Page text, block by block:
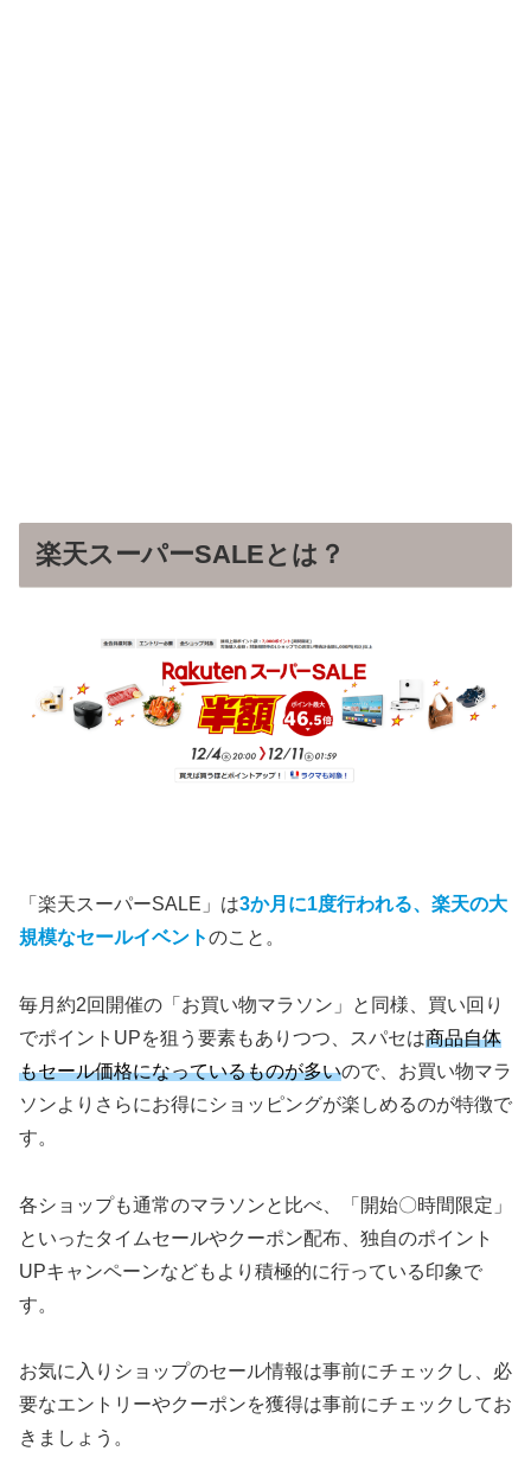
楽天スーパーSALEとは？
「楽天スーパーSALE」は3か月に1度行われる、楽天の大
規模なセールイベントのこと。
毎月約2回開催の「お買い物マラソン」と同様、買い回り
でポイントUPを狙う要素もありつつ、スパセは商品自体
もセール価格になっているものが多いので、お買い物マラ
ソンよりさらにお得にショッピングが楽しめるのが特徴で
す。
各ショップも通常のマラソンと比べ、「開始〇時間限定」
といったタイムセールやクーポン配布、独自のポイント
UPキャンペーンなどもより積極的に行っている印象で
す。
お気に入りショップのセール情報は事前にチェックし、必
要なエントリーやクーポンを獲得は事前にチェックしてお
きましょう。